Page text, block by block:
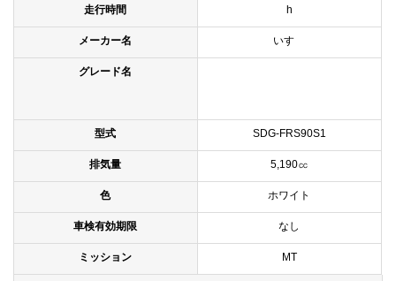
走行時間 h
メーカー名 いすゞ
グレード名
型式 SDG-FRS90S1
排気量 5,190㏄
色 ホワイト
車検有効期限 なし
ミッション MT